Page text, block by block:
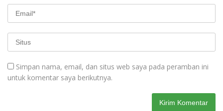
Simpan nama, email, dan situs web saya pada peramban ini
untuk komentar saya berikutnya.